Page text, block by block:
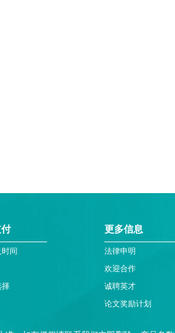
间
择
更多信息
法律申明
欢迎合作
诚聘英才
论文奖励计划